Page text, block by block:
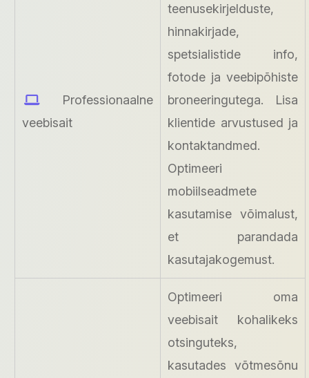
Professionaalne
veebisait
teenusekirjelduste,
hinnakirjade,
spetsialistide info,
fotode ja veebipõhiste
broneeringutega. Lisa
klientide arvustused ja
kontaktandmed.
Optimeeri
mobiilseadmete
kasutamise võimalust,
et parandada
kasutajakogemust.
Optimeeri oma
veebisait kohalikeks
otsinguteks,
kasutades võtmesõnu